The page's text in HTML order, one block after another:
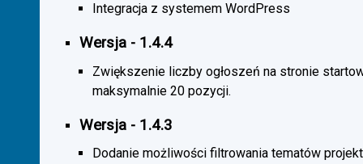
Integracja z systemem WordPress
Wersja - 1.4.4
Zwiększenie liczby ogłoszeń na stronie
maksymalnie 20 pozycji.
Wersja - 1.4.3
Dodanie możliwości filtrowania tematów